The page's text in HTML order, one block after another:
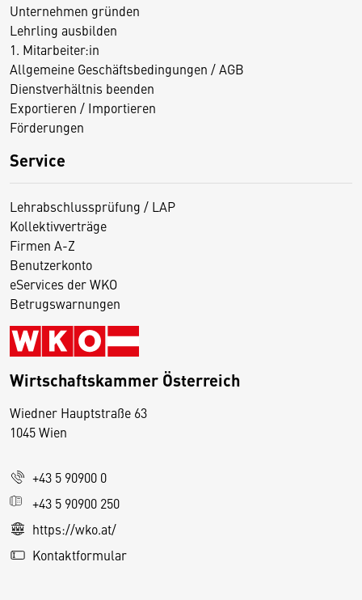
Unternehmen gründen
Lehrling ausbilden
1. Mitarbeiter:in
Allgemeine Geschäftsbedingungen / AGB
Dienstverhältnis beenden
Exportieren / Importieren
Förderungen
Service
Lehrabschlussprüfung / LAP
Kollektivverträge
Firmen A-Z
Benutzerkonto
eServices der WKO
Betrugswarnungen
Wirtschaftskammer Österreich
Wiedner Hauptstraße 63
1045 Wien
+43 5 90900 0
+43 5 90900 250
https://wko.at/
Kontaktformular
D
s
e
S
e